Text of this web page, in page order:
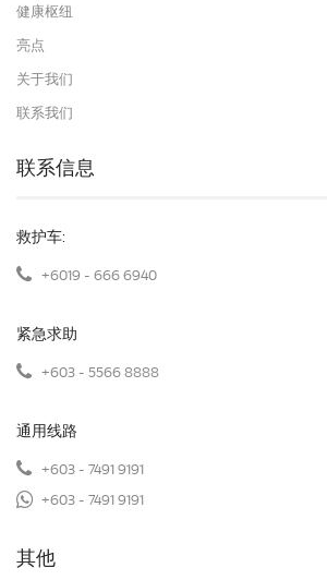
健康枢纽
亮点
关于我们
联系我们
联系信息
救护车:
+6019 - 666 6940
紧急求助
+603 - 5566 8888
通用线路
+603 - 7491 9191
+603 - 7491 9191
其他